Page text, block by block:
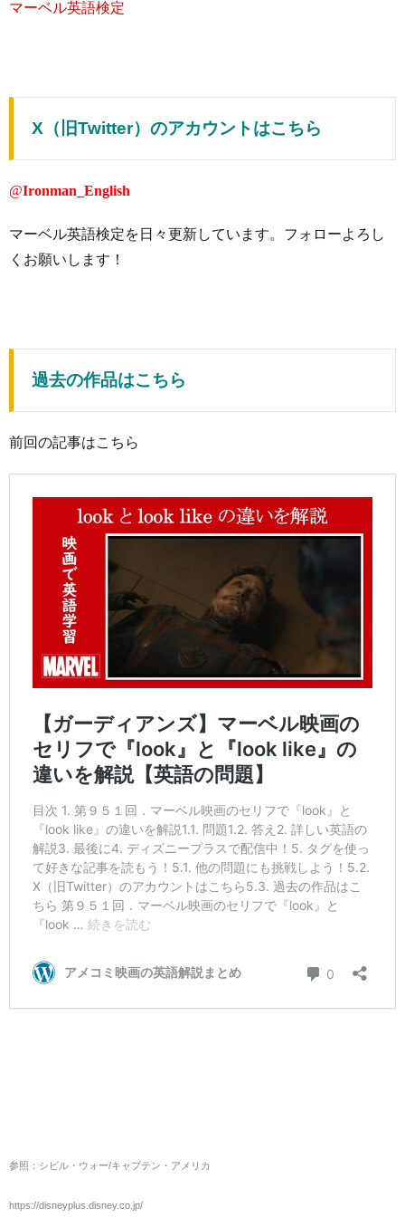
マーベル英語検定
X（旧Twitter）のアカウントはこちら
@Ironman_English
マーベル英語検定を日々更新しています。フォローよろし
くお願いします！
過去の作品はこちら
前回の記事はこちら
参照：シビル・ウォー/キャプテン・アメリカ
https://disneyplus.disney.co.jp/